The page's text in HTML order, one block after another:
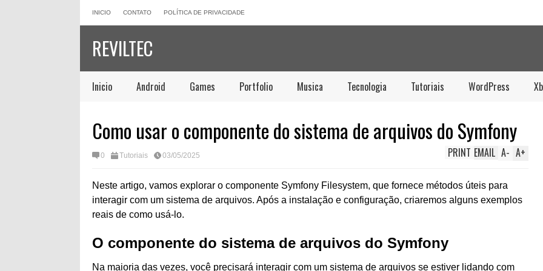
INICIO CONTATO POLÍTICA DE PRIVACIDADE
REVILTEC
Inicio Android Games Portfolio Musica Tecnologia Tutoriais WordPress
Como usar o componente do sistema de arquivos do Symfony
0 Tutoriais 03/05/2025 A+
A-
EMAIL
PRINT
Neste artigo, vamos explorar o componente Symfony Filesystem, que fornece métodos úteis para
interagir com um sistema de arquivos. Após a instalação e configuração, criaremos alguns exemplos
reais de como usá-lo.
O componente do sistema de arquivos do Symfony
Na maioria das vezes, você precisará interagir com um sistema de arquivos se estiver lidando com